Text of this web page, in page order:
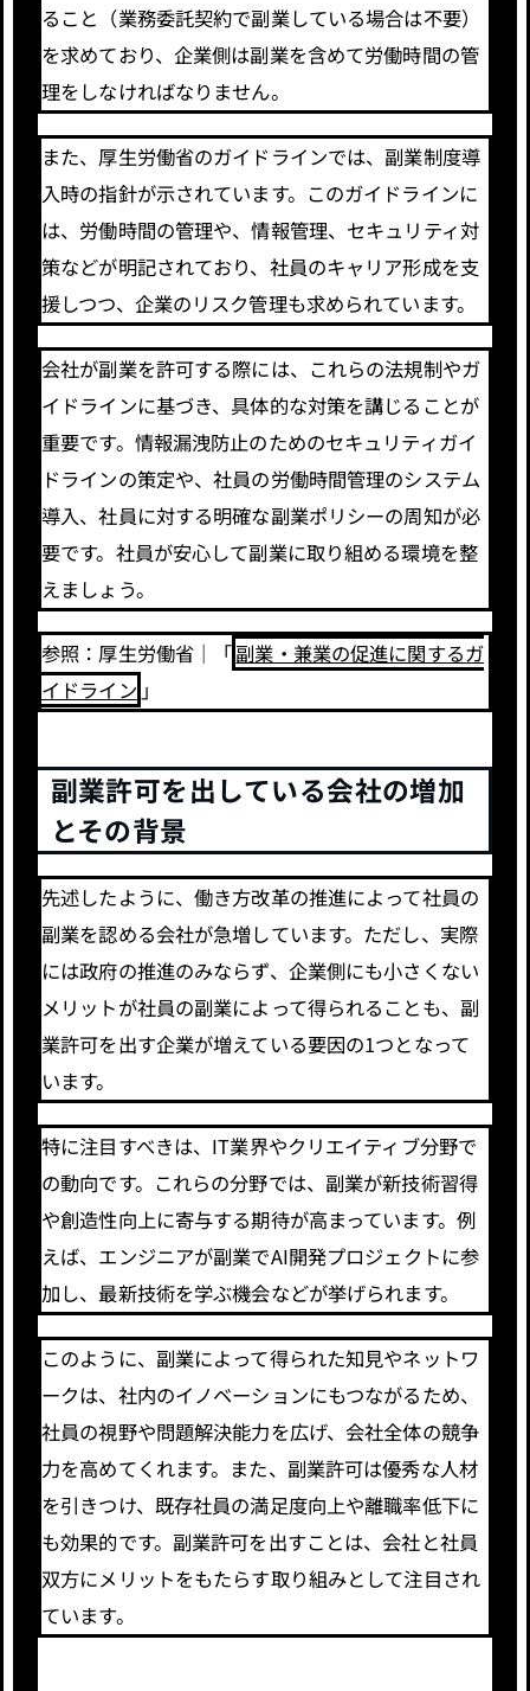
ること（業務委託契約で副業している場合は不要）
を求めており、企業側は副業を含めて労働時間の管
理をしなければなりません。
また、厚生労働省のガイドラインでは、副業制度導
入時の指針が示されています。このガイドラインに
は、労働時間の管理や、情報管理、セキュリティ対
策などが明記されており、社員のキャリア形成を支
援しつつ、企業のリスク管理も求められています。
会社が副業を許可する際には、これらの法規制やガ
イドラインに基づき、具体的な対策を講じることが
重要です。情報漏洩防止のためのセキュリティガイ
ドラインの策定や、社員の労働時間管理のシステム
導入、社員に対する明確な副業ポリシーの周知が必
要です。社員が安心して副業に取り組める環境を整
えましょう。
参照：厚生労働省｜「副業・兼業の促進に関するガ
イドライン 」
副業許可を出している会社の増加
とその背景
先述したように、働き方改革の推進によって社員の
副業を認める会社が急増しています。ただし、実際
には政府の推進のみならず、企業側にも小さくない
メリットが社員の副業によって得られることも、副
業許可を出す企業が増えている要因の1つとなって
います。
特に注目すべきは、IT業界やクリエイティブ分野で
の動向です。これらの分野では、副業が新技術習得
や創造性向上に寄与する期待が高まっています。例
えば、エンジニアが副業でAI開発プロジェクトに参
加し、最新技術を学ぶ機会などが挙げられます。
このように、副業によって得られた知見やネットワ
ークは、社内のイノベーションにもつながるため、
社員の視野や問題解決能力を広げ、会社全体の競争
力を高めてくれます。また、副業許可は優秀な人材
を引きつけ、既存社員の満足度向上や離職率低下に
も効果的です。副業許可を出すことは、会社と社員
双方にメリットをもたらす取り組みとして注目され
ています。